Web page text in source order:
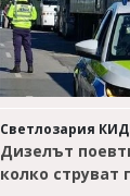
Светлозария
Дизелът
колко струват